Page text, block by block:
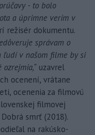
- to bolo
a úprimne verím v
režisér dokumentu.
správam o
ľudí v našom filme by si
uzavrel
ocenení, vrátane
ocenenia za filmovú
filmovej
smrť (2018).
na rakúsko-